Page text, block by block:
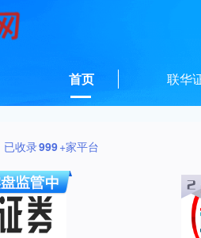
首页 联华
已收录999+家平台